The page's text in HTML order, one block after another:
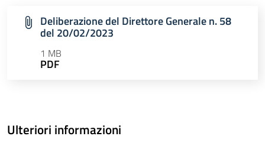
Deliberazione del Direttore Generale n. 58
del 20/02/2023
1 MB
PDF
Ulteriori informazioni